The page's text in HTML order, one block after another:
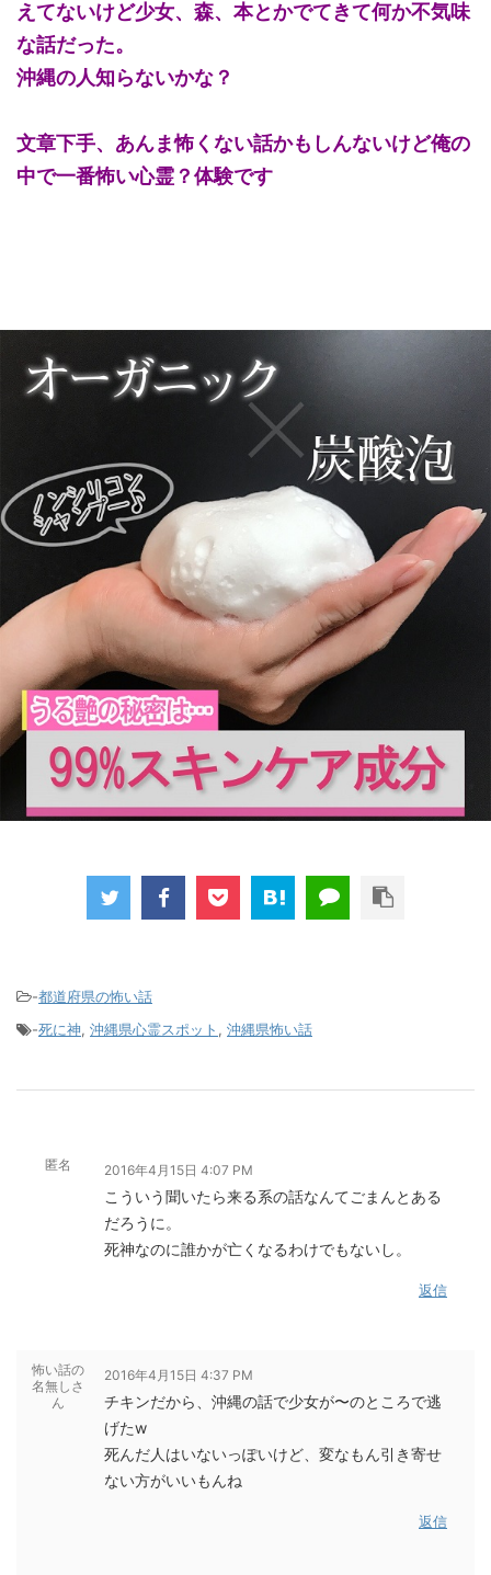
えてないけど少女、森、本とかでてきて何か不気味
な話だった。
沖縄の人知らないかな？
文章下手、あんま怖くない話かもしんないけど俺の
中で一番怖い心霊？体験です
-都道府県の怖い話
-死に神, 沖縄県心霊スポット , 沖縄県怖い話
匿名 2016年4月15日 4:07 PM
こういう聞いたら来る系の話なんてごまんとある
だろうに。
死神なのに誰かが亡くなるわけでもないし。
返信
怖い話の
名無しさ
ん
2016年4月15日 4:37 PM
チキンだから、沖縄の話で少女が〜のところで逃
げたw
死んだ人はいないっぽいけど、変なもん引き寄せ
ない方がいいもんね
返信